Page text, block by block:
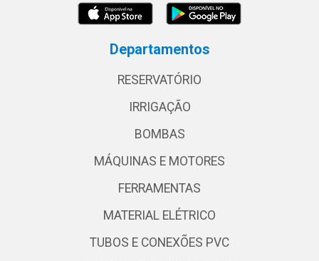
Departamentos
RESERVATÓRIO
IRRIGAÇÃO
BOMBAS
MÁQUINAS E MOTORES
FERRAMENTAS
MATERIAL ELÉTRICO
TUBOS E CONEXÕES PVC